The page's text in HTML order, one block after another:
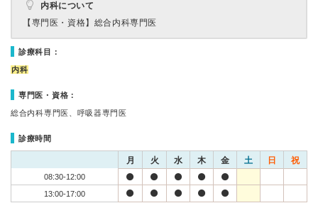
内科について
【専門医・資格】 総合内科専門医
診療科目：
内科
専門医・資格：
総合内科専門医、呼吸器専門医
診療時間
月 火 水 木 金 土 日 祝
08:30-12:00
13:00-17:00